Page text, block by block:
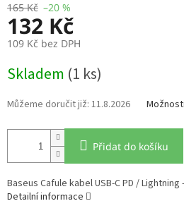
165 Kč –20 %
132 Kč
109 Kč bez DPH
cena:
Skladem (1 ks)
11.8.2026
Přidat do košíku
Baseus Cafule kabel USB-C PD / Lightning
Detailní informace